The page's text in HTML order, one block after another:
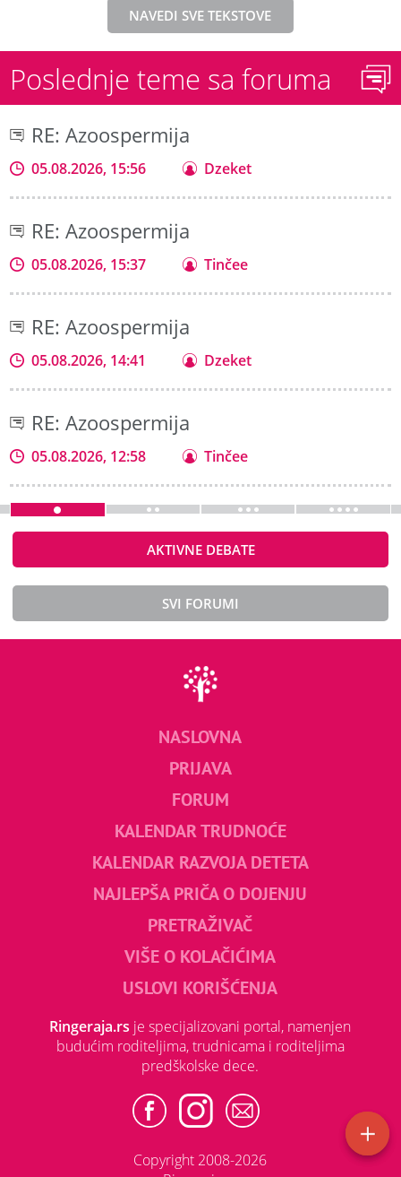
NAVEDI SVE TEKSTOVE
Poslednje teme sa foruma
RE: Azoospermija
05.08.2026, 15:56 Dzeket
RE: Azoospermija
05.08.2026, 15:37 Tinčee
RE: Azoospermija
05.08.2026, 14:41 Dzeket
RE: Azoospermija
05.08.2026, 12:58 Tinčee
AKTIVNE DEBATE
SVI FORUMI
NASLOVNA
PRIJAVA
FORUM
KALENDAR TRUDNOĆE
KALENDAR RAZVOJA DETETA
NAJLEPŠA PRIČA O DOJENJU
PRETRAŽIVAČ
VIŠE O KOLAČIĆIMA
USLOVI KORIŠĆENJA
Ringeraja.rs je specijalizovani portal, namenjen
budućim roditeljima, trudnicama i roditeljima
predškolske dece.
Copyright 2008-2026